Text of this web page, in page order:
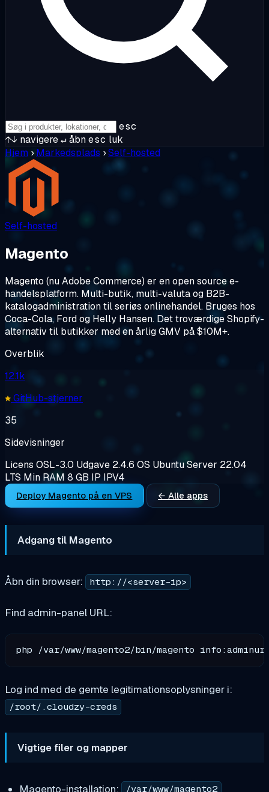
esc
↑↓ navigere↵åbnesc luk
Hjem › Markedsplads ›Self-hosted
Self-hosted
Magento
Magento (nu Adobe Commerce) er en open source e-
handelsplatform. Multi-butik, multi-valuta og B2B-
katalogadministration til seriøs onlinehandel. Bruges hos
Coca-Cola, Ford og Helly Hansen. Det troværdige Shopify-
alternativ til butikker med en årlig GMV på $10M+.
Overblik
12.1k
GitHub-stjerner
35
Sidevisninger
Licens OSL-3.0 Udgave 2.4.6 OS Ubuntu Server 22.04
LTS Min RAM 8 GB IP IPV4
Deploy Magento på en VPS ← Alle apps
Adgang til Magento
Åbn din browser: http://<server-ip>
Find admin-panel URL:
Log ind med de gemte legitimationsoplysninger i:
/root/.cloudzy-creds
Vigtige filer og mapper
Magento-installation: /var/www/magento2